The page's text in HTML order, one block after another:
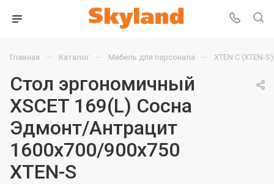
Главная — Каталог — Мебель для персонала — XTEN С (XTEN-S)
Стол эргономичный
XSCET 169(L) Сосна
Эдмонт/Антрацит
1600х700/900х750
XTEN-S